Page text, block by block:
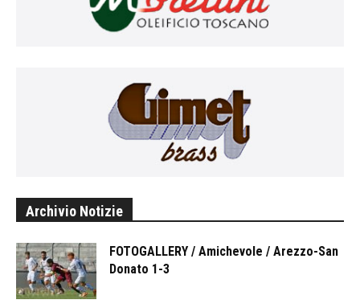
Archivio Notizie
FOTOGALLERY / Amichevole / Arezzo-San
Donato 1-3